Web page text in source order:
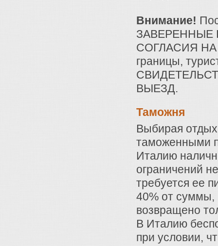
Внимание!
ЗАВЕРЕННЫЕ
СОГЛАСИЯ НА
границы,
ВЫЕЗД.
Таможня
Выбирая
таможенными
Италию
ограничений
требуется ее
40% от суммы,
возвращено
В Италию
при условии,